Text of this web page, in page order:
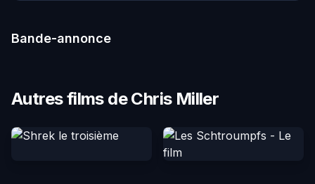
Bande-annonce
Autres films de Chris Miller